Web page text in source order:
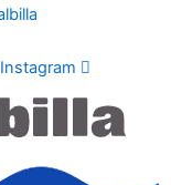
Instagram